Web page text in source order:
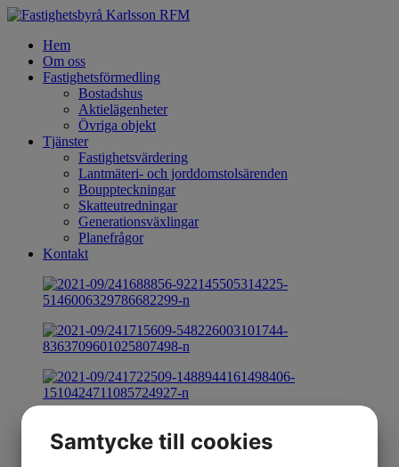
Hem
Om oss
Fastighetsförmedling
Bostadshus
Aktielägenheter
Övriga objekt
Tjänster
Fastighetsvärdering
Lantmäteri- och jorddomstolsärenden
Bouppteckningar
Skatteutredningar
Generationsväxlingar
Planefrågor
Kontakt
Samtycke till cookies